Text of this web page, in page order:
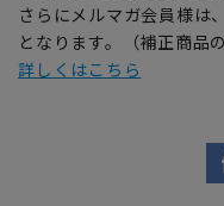
さらにメルマガ会員様は
となります。（補正商品
詳しくはこちら